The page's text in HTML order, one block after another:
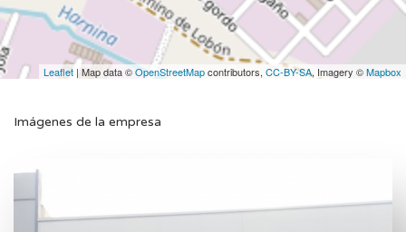
Leaflet | Map data ©OpenStreetMapcontributors, CC-BY-SA, Imagery ©Mapbox
Imágenes de la empresa